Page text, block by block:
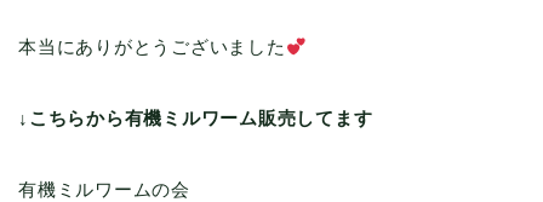
本当にありがとうございました
↓こちらから有機ミルワーム販売してます
有機ミルワームの会